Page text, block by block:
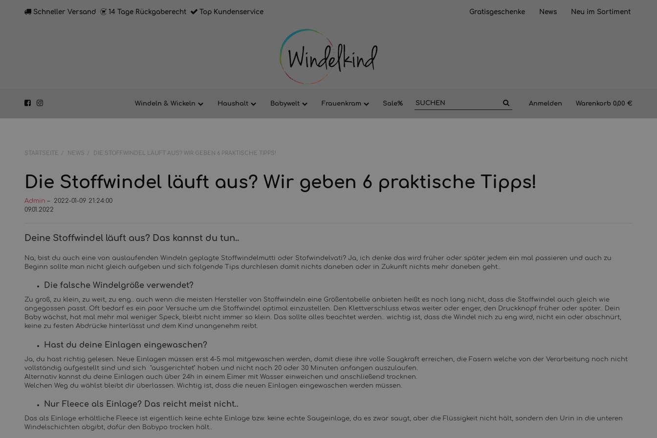
Schneller Versand 14 Tage Rückgaberecht Top Kundenservice Gratisgeschenke News Neu im Sortiment
Windeln & Wickeln Haushalt Babywelt Frauenkram Sale% Anmelden Warenkorb 0,00 €
STARTSEITE NEWS DIE STOFFWINDEL LÄUFT AUS? WIR GEBEN 6 PRAKTISCHE TIPPS!
Die Stoffwindel läuft aus? Wir geben 6 praktische Tipps!
Admin – 2022-01-09 21:24:00
09.01.2022
Deine Stoffwindel läuft aus? Das kannst du tun..
Na, bist du auch eine von auslaufenden Windeln geplagte Stoffwindelmutti oder Stofwindelvati? Ja, ich denke das wird früher oder später jedem ein mal passieren und auch zu
Beginn sollte man nicht gleich aufgeben und sich folgende Tips durchlesen damit nichts daneben oder in Zukunft nichts mehr daneben geht..
Die falsche Windelgröße verwendet?
Zu groß, zu klein, zu weit, zu eng.. auch wenn die meisten Hersteller von Stoffwindeln eine Größentabelle anbieten heißt es noch lang nicht, dass die Stoffwindel auch gleich wie
angegossen passt. Oft bedarf es ein paar Versuche um die Stoffwindel optimal einzustellen. Den Klettverschluss etwas weiter oder enger, den Druckknopf früher oder später.. Dein
Baby wächst, hat mal mehr mal weniger Speck, bleibt nicht immer so klein. Das sollte alles beachtet werden.. wichtig ist, dass die Windel nich zu eng wird, nicht ein oder abschnürt,
keine zu festen Abdrücke hinterlässt und dem Kind unangenehm reibt.
Hast du deine Einlagen eingewaschen?
Ja, du hast richtig gelesen. Neue Einlagen müssen erst 4-5 mal mitgewaschen werden, damit diese ihre volle Saugkraft erreichen, die Fasern welche von der Verarbeitung noch nicht
vollständig aufgestellt sind und sich "ausgerichtet" haben und nicht nach 20 oder 30 Minuten anfangen auszulaufen.
Alternativ kannst du deine Einlagen auch über 24h in einem Eimer mit Wasser einweichen und anschließend trocknen.
Welchen Weg du wählst bleibt dir überlassen. Wichtig ist, dass die neuen Einlagen eingewaschen werden müssen.
Nur Fleece als Einlage? Das reicht meist nicht..
Das als Einlage erhältliche Fleece ist eigentlich keine echte Einlage bzw. keine echte Saugeinlage, da es zwar saugt, aber die Flüssigkeit nicht hält, sondern den Urin in die unteren
Windelschichten abgibt, dafür den Babypo trocken hält..